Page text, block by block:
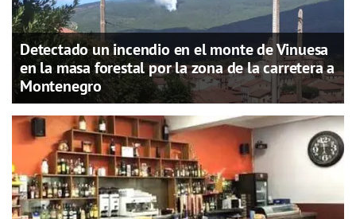
Detectado un incendio en el monte de Vinuesa
en la masa forestal por la zona de la carretera a
Montenegro